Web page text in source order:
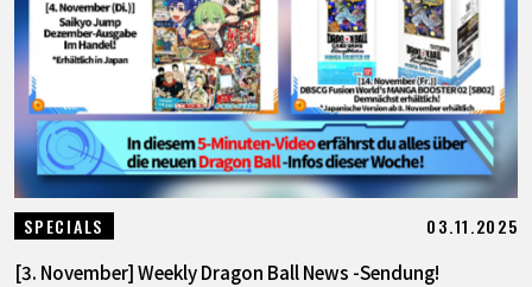
SPECIALS 03.11.2025
[3. November] Weekly Dragon Ball News -Sendung!